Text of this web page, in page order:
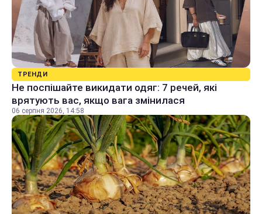
ТРЕНДИ
Не поспішайте викидати одяг: 7 речей, які
врятують вас, якщо вага змінилася
06 серпня 2026, 14:58